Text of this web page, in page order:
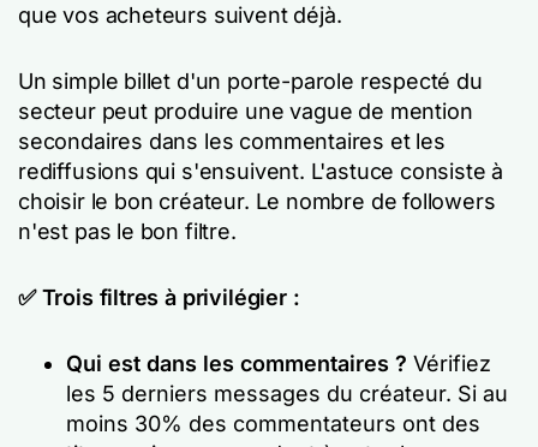
que vos acheteurs suivent déjà.
Un simple billet d'un porte-parole respecté du
secteur peut produire une vague de mention
secondaires dans les commentaires et les
rediffusions qui s'ensuivent. L'astuce consiste à
choisir le bon créateur. Le nombre de followers
n'est pas le bon filtre.
✅ Trois filtres à privilégier :
Qui est dans les commentaires ? Vérifiez
les 5 derniers messages du créateur. Si au
moins 30% des commentateurs ont des